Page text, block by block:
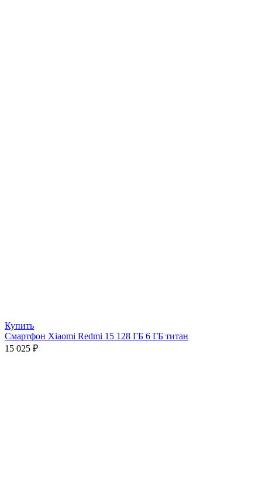
Купить
Смартфон Xiaomi Redmi 15 128 ГБ 6 ГБ титан
15 025 ₽